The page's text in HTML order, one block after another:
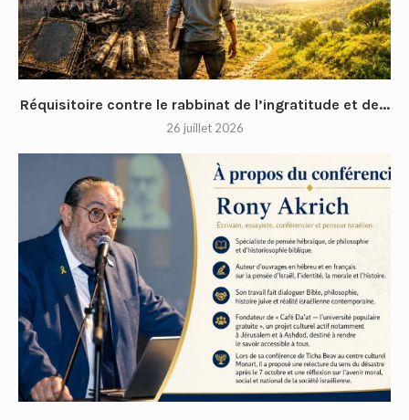
Réquisitoire contre le rabbinat de l’ingratitude et de...
26 juillet 2026